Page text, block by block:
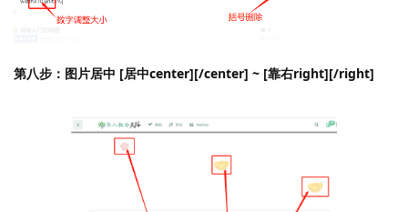
第八步：图片居中 [居中center][/center] ~ [靠右right][/right]